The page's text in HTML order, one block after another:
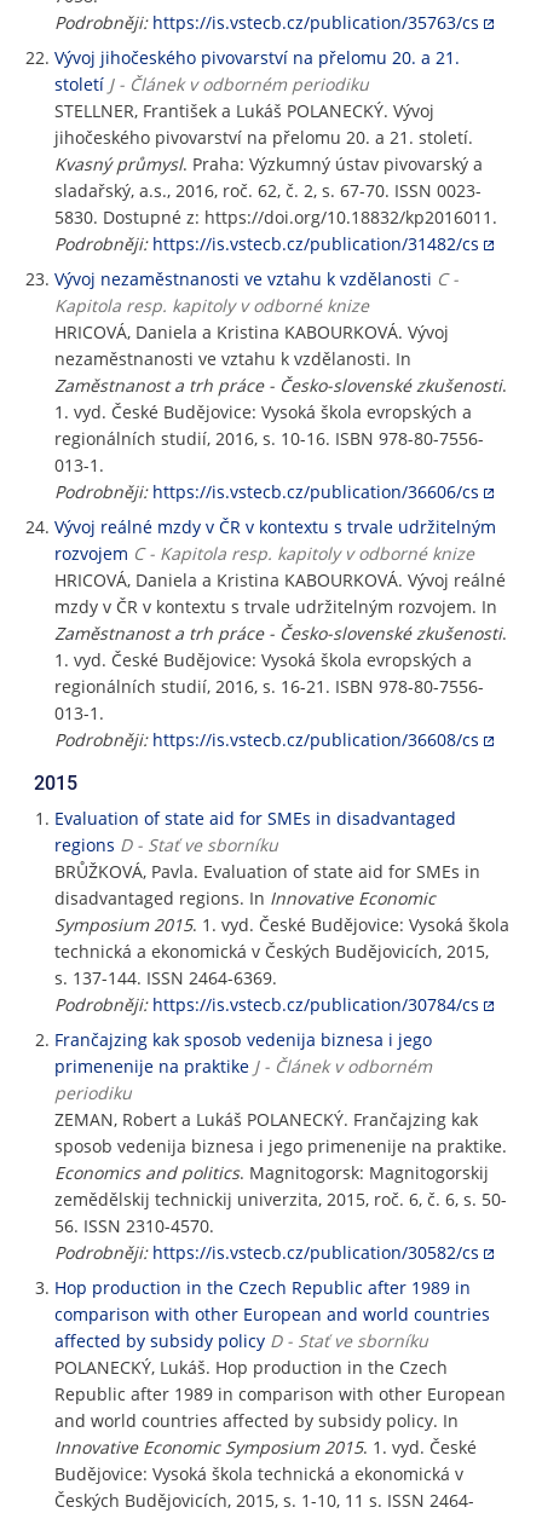
Podrobněji: https://is.vstecb.cz/publication/35763/cs
Vývoj jihočeského pivovarství na přelomu 20. a 21.
století J - Článek v odborném periodiku
STELLNER, František a Lukáš POLANECKÝ. Vývoj
jihočeského pivovarství na přelomu 20. a 21. století.
Kvasný průmysl. Praha: Výzkumný ústav pivovarský a
sladařský, a.s., 2016, roč. 62, č. 2, s. 67-70. ISSN 0023-
5830. Dostupné z: https://doi.org/10.18832/kp2016011.
Podrobněji: https://is.vstecb.cz/publication/31482/cs
Vývoj nezaměstnanosti ve vztahu k vzdělanosti C -
Kapitola resp. kapitoly v odborné knize
HRICOVÁ, Daniela a Kristina KABOURKOVÁ. Vývoj
nezaměstnanosti ve vztahu k vzdělanosti. In
Zaměstnanost a trh práce - Česko-slovenské zkušenosti.
1. vyd. České Budějovice: Vysoká škola evropských a
regionálních studií, 2016, s. 10-16. ISBN 978-80-7556-
013-1.
Podrobněji: https://is.vstecb.cz/publication/36606/cs
Vývoj reálné mzdy v ČR v kontextu s trvale udržitelným
rozvojem C - Kapitola resp. kapitoly v odborné knize
HRICOVÁ, Daniela a Kristina KABOURKOVÁ. Vývoj reálné
mzdy v ČR v kontextu s trvale udržitelným rozvojem. In
Zaměstnanost a trh práce - Česko-slovenské zkušenosti.
1. vyd. České Budějovice: Vysoká škola evropských a
regionálních studií, 2016, s. 16-21. ISBN 978-80-7556-
013-1.
Podrobněji: https://is.vstecb.cz/publication/36608/cs
2015
Evaluation of state aid for SMEs in disadvantaged
regions D - Stať ve sborníku
BRŮŽKOVÁ, Pavla. Evaluation of state aid for SMEs in
disadvantaged regions. In Innovative Economic
Symposium 2015. 1. vyd. České Budějovice: Vysoká škola
technická a ekonomická v Českých Budějovicích, 2015,
s. 137-144. ISSN 2464-6369.
Podrobněji: https://is.vstecb.cz/publication/30784/cs
Frančajzing kak sposob vedenija biznesa i jego
primenenije na praktike J - Článek v odborném
periodiku
ZEMAN, Robert a Lukáš POLANECKÝ. Frančajzing kak
sposob vedenija biznesa i jego primenenije na praktike.
Economics and politics. Magnitogorsk: Magnitogorskij
zemědělskij technickij univerzita, 2015, roč. 6, č. 6, s. 50-
56. ISSN 2310-4570.
Podrobněji: https://is.vstecb.cz/publication/30582/cs
Hop production in the Czech Republic after 1989 in
comparison with other European and world countries
affected by subsidy policy D - Stať ve sborníku
POLANECKÝ, Lukáš. Hop production in the Czech
Republic after 1989 in comparison with other European
and world countries affected by subsidy policy. In
Innovative Economic Symposium 2015. 1. vyd. České
Budějovice: Vysoká škola technická a ekonomická v
Českých Budějovicích, 2015, s. 1-10, 11 s. ISSN 2464-